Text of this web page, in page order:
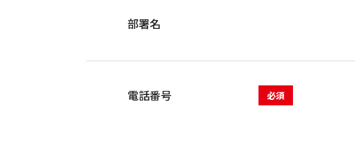
部署名
電話番号 必須